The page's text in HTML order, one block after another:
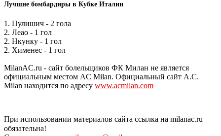
Лучшие бомбардиры в Кубке Италии
1. Пулишич - 2 гола
2. Леао - 1 гол
2. Нкунку - 1 гол
2. Хименес - 1 гол
MilanAC.ru - сайт болельщиков ФК Милан не является
официальным местом AC Milan. Официальный сайт A.C.
Milan находится по адресу www.acmilan.com
При использовании материалов сайта ссылка на milanac.ru
обязательна!